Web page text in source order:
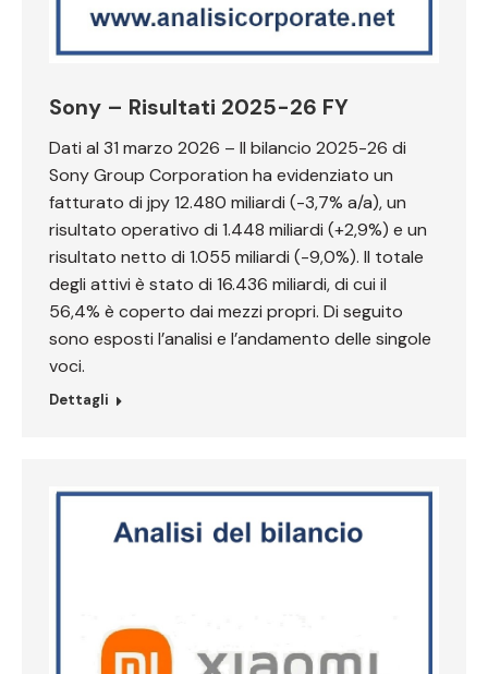
Sony – Risultati 2025-26 FY
Dati al 31 marzo 2026 – Il bilancio 2025-26 di
Sony Group Corporation ha evidenziato un
fatturato di jpy 12.480 miliardi (-3,7% a/a), un
risultato operativo di 1.448 miliardi (+2,9%) e un
risultato netto di 1.055 miliardi (-9,0%). Il totale
degli attivi è stato di 16.436 miliardi, di cui il
56,4% è coperto dai mezzi propri. Di seguito
sono esposti l’analisi e l’andamento delle singole
voci.
Dettagli